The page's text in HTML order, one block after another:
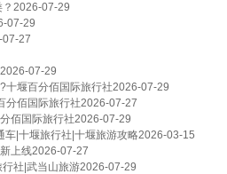
2026-07-29
07-29
27
2026-07-29
十堰百分佰国际旅行社2026-07-29
分佰国际旅行社2026-07-27
佰国际旅行社2026-07-29
|十堰旅行社|十堰旅游攻略2026-03-15
上线2026-07-27
社|武当山旅游2026-07-29